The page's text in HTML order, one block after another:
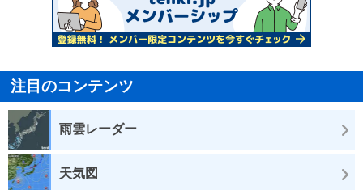
注目のコンテンツ
雨雲レーダー
天気図